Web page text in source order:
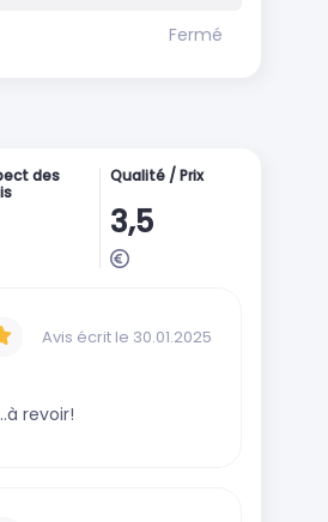
Fermé
des
Qualité / Prix
3,5
Avis écrit le 30.01.2025
revoir!